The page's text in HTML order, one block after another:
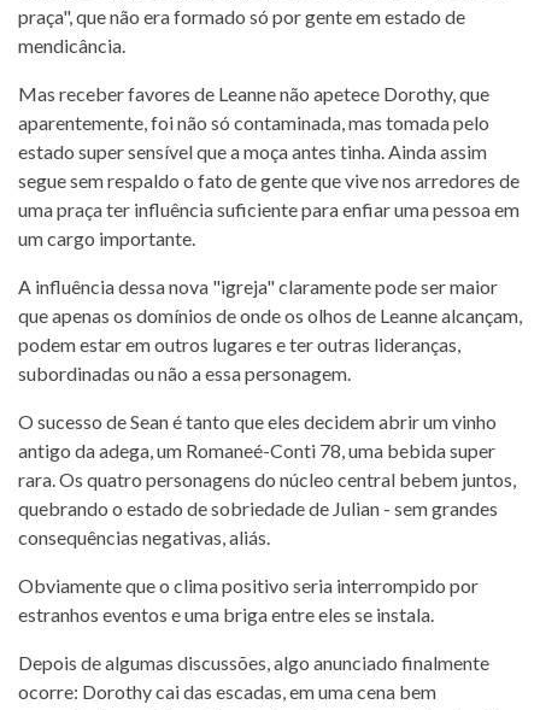
praça", que não era formado só por gente em estado de
mendicância.
Mas receber favores de Leanne não apetece Dorothy, que
aparentemente, foi não só contaminada, mas tomada pelo
estado super sensível que a moça antes tinha. Ainda assim
segue sem respaldo o fato de gente que vive nos arredores de
uma praça ter influência suficiente para enfiar uma pessoa em
um cargo importante.
A influência dessa nova "igreja" claramente pode ser maior
que apenas os domínios de onde os olhos de Leanne alcançam,
podem estar em outros lugares e ter outras lideranças,
subordinadas ou não a essa personagem.
O sucesso de Sean é tanto que eles decidem abrir um vinho
antigo da adega, um Romaneé-Conti 78, uma bebida super
rara. Os quatro personagens do núcleo central bebem juntos,
quebrando o estado de sobriedade de Julian - sem grandes
consequências negativas, aliás.
Obviamente que o clima positivo seria interrompido por
estranhos eventos e uma briga entre eles se instala.
Depois de algumas discussões, algo anunciado finalmente
ocorre: Dorothy cai das escadas, em uma cena bem